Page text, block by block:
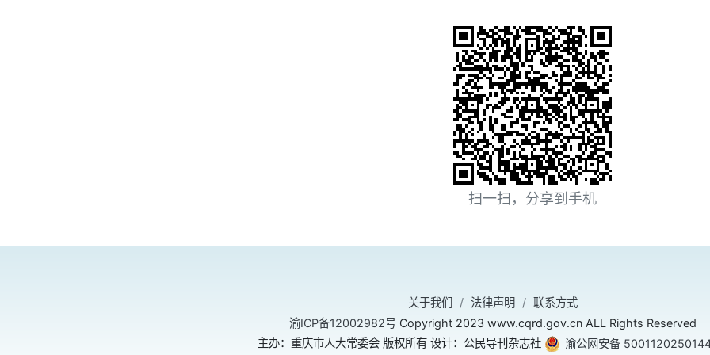
扫一扫，分享到手机
关于我们 法律声明
联系方式
渝ICP备12002982号 Copyright 2023 www.cqrd.gov.cn ALL Rights Reserved
主办：重庆市人大常委会 版权所有 设计：公民导刊杂志社
渝公网安备